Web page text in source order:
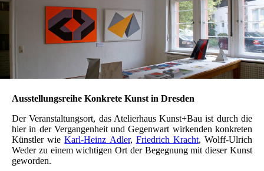
Ausstellungsreihe Konkrete Kunst in Dresden
Der Veranstaltungsort, das Atelierhaus Kunst+Bau ist durch die
hier in der Vergangenheit und Gegenwart wirkenden konkreten
Künstler wieKarl-Heinz Adler, Friedrich Kracht, Wolff-Ulrich
Weder zu einem wichtigen Ort der Begegnung mit dieser Kunst
geworden.